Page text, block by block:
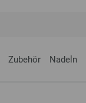
Zubehör Nadeln